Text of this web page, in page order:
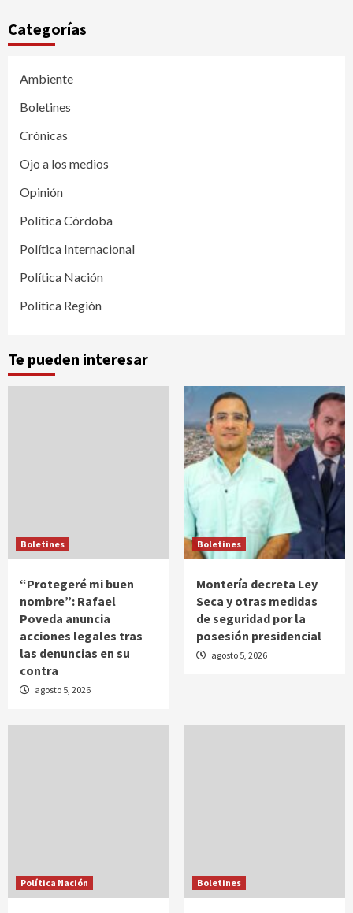
Categorías
Ambiente
Boletines
Crónicas
Ojo a los medios
Opinión
Política Córdoba
Política Internacional
Política Nación
Política Región
Te pueden interesar
Boletines
“Protegeré mi buen
nombre”: Rafael
Poveda anuncia
acciones legales tras
las denuncias en su
contra
agosto 5, 2026
Boletines
Montería decreta Ley
Seca y otras medidas
de seguridad por la
posesión presidencial
agosto 5, 2026
Política Nación Boletines